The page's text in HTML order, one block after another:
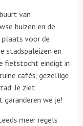
van
huizen en de
plaats voor de
stadspaleizen en
fietstocht eindigt in
cafés, gezellige
Je ziet
we je!
meer regels